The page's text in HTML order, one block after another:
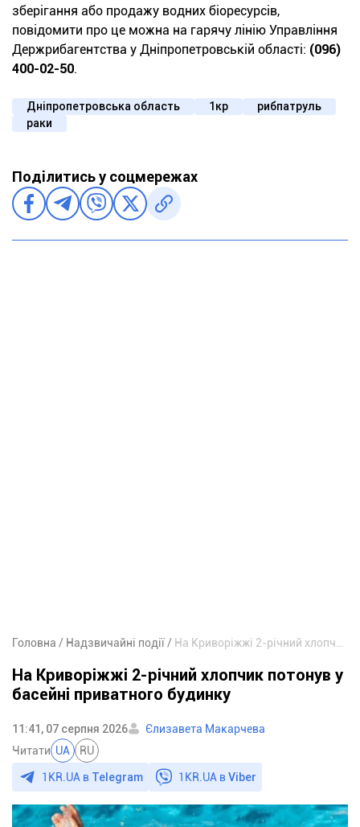
зберігання або продажу водних біоресурсів,
повідомити про це можна на гарячу лінію Управління
Держрибагентства у Дніпропетровській області: (096)
400-02-50.
Дніпропетровська область 1кр
рибпатруль
раки
Поділитись у соцмережах
Головна Надзвичайні події
На Криворіжжі 2-річний хлопчик потонув у
басейні приватного будинку
11:41, 07 серпня 2026
Єлизавета Макарчева
Читати UA RU
1KR.UA в Telegram 1KR.UA вViber